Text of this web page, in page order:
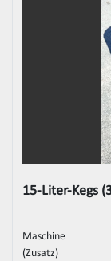
15-Liter-Kegs
Maschine
(Zusatz)